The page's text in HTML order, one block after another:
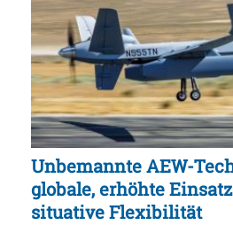
Unbemannte AEW-
globale, erhöhte
situative Flexibilität